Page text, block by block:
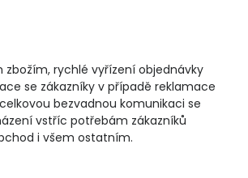
zbožím, rychlé vyřízení objednávky
se zákazníky v případě reklamace
bezvadnou komunikaci se
vstříc potřebám zákazníků
i všem ostatním.